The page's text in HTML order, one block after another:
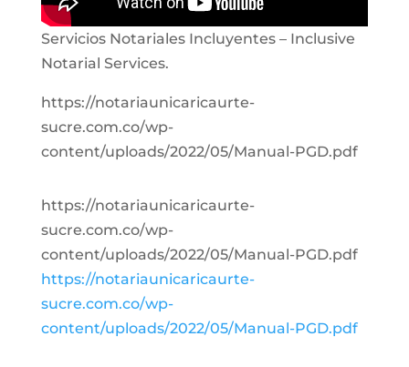
Servicios Notariales Incluyentes – Inclusive
Notarial Services.
https://notariaunicaricaurte-
sucre.com.co/wp-
content/uploads/2022/05/Manual-PGD.pdf
https://notariaunicaricaurte-
sucre.com.co/wp-
content/uploads/2022/05/Manual-PGD.pdf
https://notariaunicaricaurte-
sucre.com.co/wp-
content/uploads/2022/05/Manual-PGD.pdf